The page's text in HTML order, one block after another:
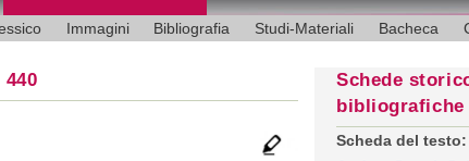
Immagini Bibliografia Studi-Materiali Bacheca
440
Schede
bibliografiche
Scheda del testo: